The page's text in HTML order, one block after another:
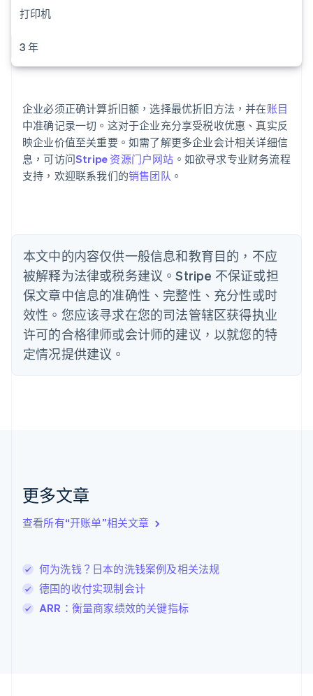
打印机
3 年
企业必须正确计算折旧额，选择最优折旧方法，并在账目
中准确记录一切。这对于企业充分享受税收优惠、真实反
映企业价值至关重要。如需了解更多企业会计相关详细信
息，可访问Stripe 资源门户网站 。如欲寻求专业财务流程
支持，欢迎联系我们的销售团队 。
本文中的内容仅供一般信息和教育目的，不应
被解释为法律或税务建议。Stripe 不保证或担
保文章中信息的准确性、完整性、充分性或时
效性。您应该寻求在您的司法管辖区获得执业
许可的合格律师或会计师的建议，以就您的特
定情况提供建议。
更多文章
查看所有“开账单”相关文章
何为洗钱？日本的洗钱案例及相关法规
德国的收付实现制会计
ARR：衡量商家绩效的关键指标
阿联酋
爱沙尼亚
奥地利
DeutschEnglish
澳大利亚
English
巴西
PortuguêsEnglish
English
丹麦
English
德国
DeutschEnglish
法国
FrançaisEnglish
芬兰
EnglishSvenska
English Italiano
拉脱维亚
立陶宛
DeutschEnglish
卢森堡
FrançaisDeutsch English
罗马尼亚